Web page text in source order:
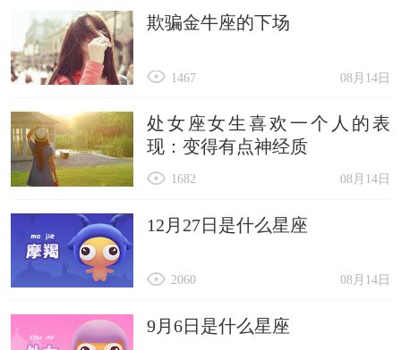
欺骗金牛座的下场
08月14日
1467
处女座女生喜欢一个人的表
现：变得有点神经质
08月14日
1682
12月27日是什么星座
08月14日
2060
9月6日是什么星座